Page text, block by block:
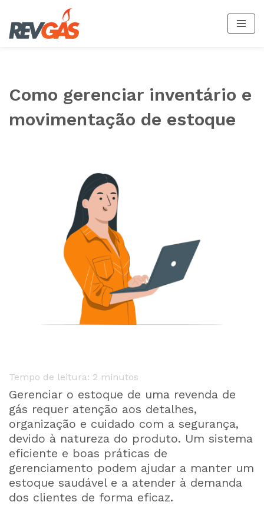
Pular
Como gerenciar inventário e
movimentação de estoque
Tempo de leitura: 2 minutos
Gerenciar o estoque de uma revenda de
gás requer atenção aos detalhes,
organização e cuidado com a segurança,
devido à natureza do produto. Um sistema
eficiente e boas práticas de
gerenciamento podem ajudar a manter um
estoque saudável e a atender à demanda
dos clientes de forma eficaz.